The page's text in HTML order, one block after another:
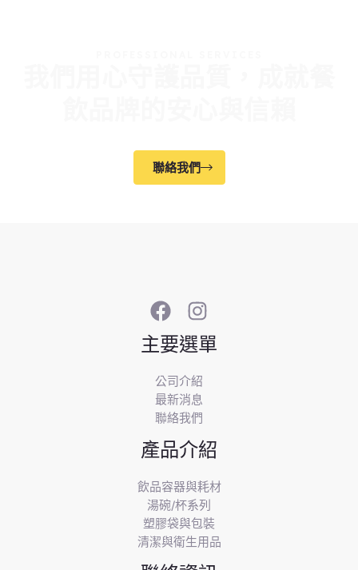
聯絡我們
主要選單
公司介紹
最新消息
聯絡我們
產品介紹
飲品容器與耗材
湯碗/杯系列
塑膠袋與包裝
清潔與衛生用品